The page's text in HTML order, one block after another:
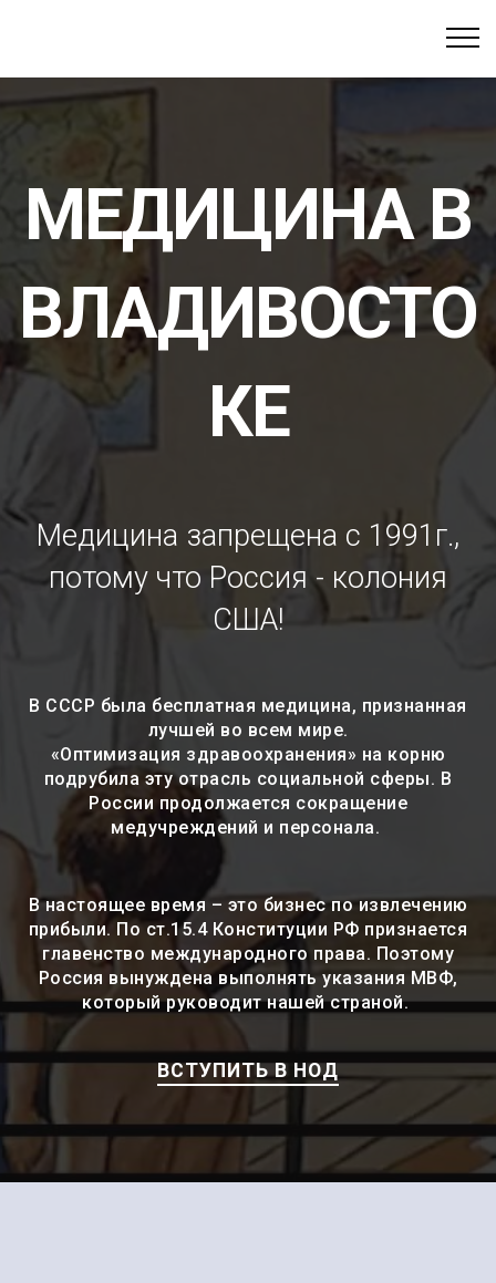
МЕДИЦИНА В
ВЛАДИВОСТО
КЕ
Медицина запрещена с 1991г.,
потому что Россия - колония
США!
В СССР была бесплатная медицина, признанная
лучшей во всем мире.
«Оптимизация здравоохранения» на корню
подрубила эту отрасль социальной сферы. В
России продолжается сокращение
медучреждений и персонала.
В настоящее время – это бизнес по извлечению
прибыли. По ст.15.4 Конституции РФ признается
главенство международного права. Поэтому
Россия вынуждена выполнять указания МВФ,
который руководит нашей страной.
ВСТУПИТЬ В НОД